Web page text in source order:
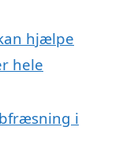
hjælpe
hele
i